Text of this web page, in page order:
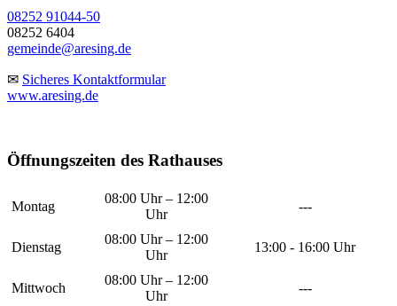
08252 91044-50
08252 6404
gemeinde@aresing.de
✉ Sicheres Kontaktformular
www.aresing.de
Öffnungszeiten des Rathauses
Montag
08:00 Uhr – 12:00
Uhr
---
Dienstag
08:00 Uhr – 12:00
Uhr
13:00 - 16:00 Uhr
Mittwoch
08:00 Uhr – 12:00
Uhr
---